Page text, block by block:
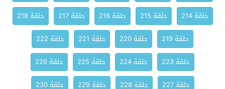
حلقة 214
حلقة 215 حلقة 216 حلقة 217
حلقة 218
حلقة 219
حلقة 220 حلقة 221
حلقة 222
حلقة 223
حلقة 224 حلقة 225
حلقة 226
حلقة 227
حلقة 228 حلقة 229
حلقة 230